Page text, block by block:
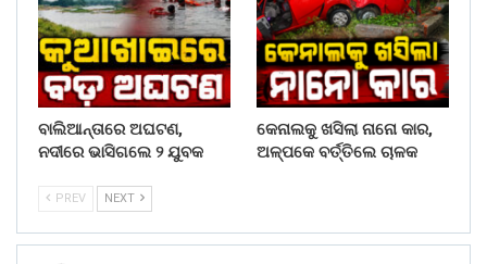
ବାଲିଆନ୍ତାରେ ଅଘଟଣ,
ନଦୀରେ ଭାସିଗଲେ ୨ ଯୁବକ
କେନାଲକୁ ଖସିଲା ନାନୋ କାର,
ଅଳ୍ପକେ ବର୍ତ୍ତିଲେ ଚାଳକ
PREV NEXT